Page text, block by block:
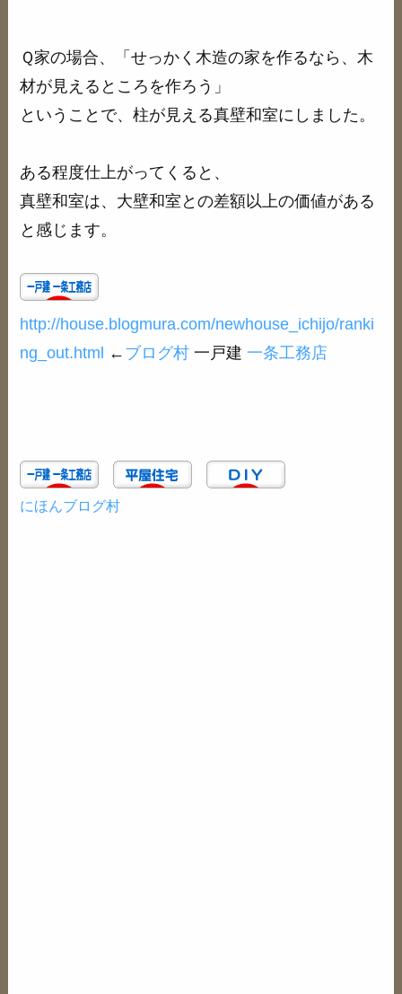
Ｑ家の場合、「せっかく木造の家を作るなら、木
材が見えるところを作ろう」
ということで、柱が見える真壁和室にしました。
ある程度仕上がってくると、
真壁和室は、大壁和室との差額以上の価値がある
と感じます。
http://house.blogmura.com/newhouse_ichijo/ranki
ng_out.html
← ブログ村 一戸建一条工務店
にほんブログ村